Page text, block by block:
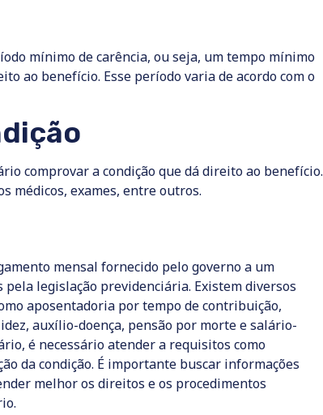
mínimo de carência, ou seja, um tempo mínimo
ao benefício. Esse período varia de acordo com o
comprovar a condição que dá direito ao benefício.
médicos, exames, entre outros.
mensal fornecido pelo governo a um
legislação previdenciária. Existem diversos
aposentadoria por tempo de contribuição,
auxílio-doença, pensão por morte e salário-
é necessário atender a requisitos como
da condição. É importante buscar informações
melhor os direitos e os procedimentos